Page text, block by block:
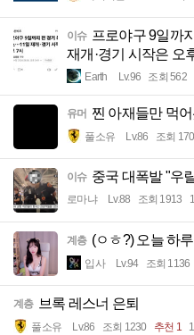
이슈 프로야구 9일까
재개·경기 시작은 오
Earth Lv.96 조회 562
유머 찐 아재들만 먹
풀소유 Lv.86 조회
이슈 중국 대폭발 "우
로마냐 Lv.88 조회 1913
계층 (ㅇㅎ?) 오늘 하
입사 Lv.94 조회 1136
계층 브록 레스너 은퇴
풀소유 Lv.86 조회 1230 추천 1